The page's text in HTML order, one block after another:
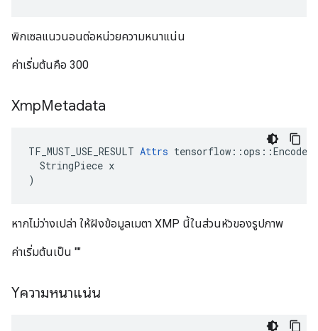
พิกเซลแนวนอนต่อหน่วยความหนาแน่น
ค่าเริ่มต้นคือ 300
XmpMetadata
TF_MUST_USE_RESULT Attrs
  StringPiece x
)
หากไม่ว่างเปล่า ให้ฝังข้อมูลเมตา XMP นี้ในส่วนหัวของรูปภาพ
ค่าเริ่มต้นเป็น ""
Yความหนาแน่น